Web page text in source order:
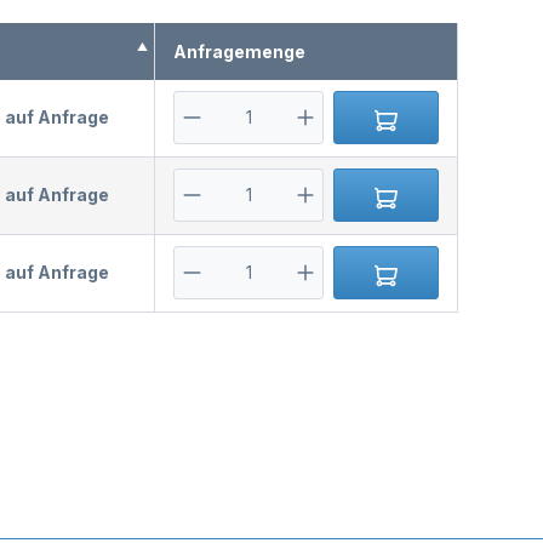
Anfragemenge
auf Anfrage
auf Anfrage
auf Anfrage